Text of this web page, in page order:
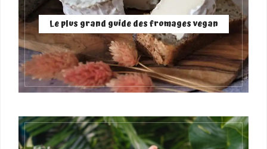
Le plus grand guide des fromages vegan